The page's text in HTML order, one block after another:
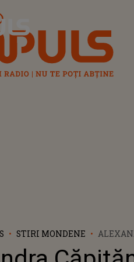
STIRI MONDENE